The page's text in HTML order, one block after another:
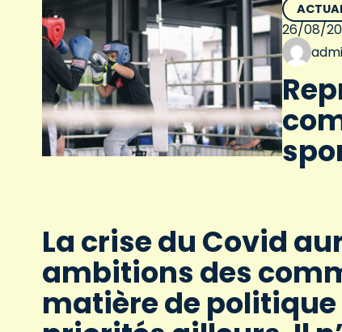
26/08/
La crise du Covid
ambitions des
matière de